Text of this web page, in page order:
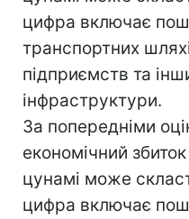
цифра включає
транспортних
підприємств та
інфраструктури.
За попередніми
економічний
цунамі може
цифра включає